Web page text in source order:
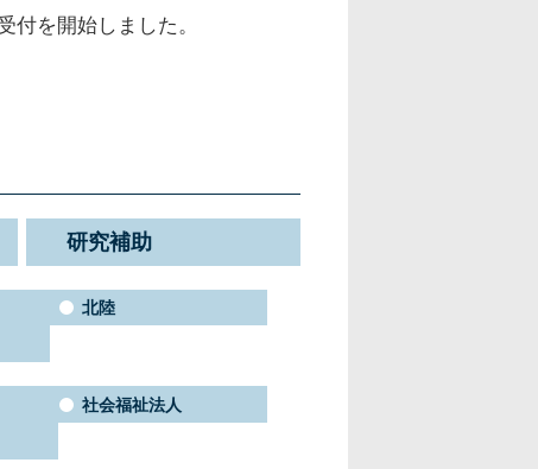
付を開始しました。
研究補助
北陸
社会福祉法人